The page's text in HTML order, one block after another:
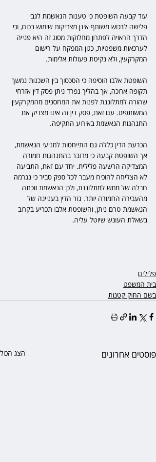
עוד קבעה השופטת כי טענות הנאשמת לגבי
פלישה לרכוש משותף אינן מצדיקות שימוש בכוח, וכי
הדרך הראויה לפתרון מחלוקות מסוג זה היא פנייה
לערכאות משפטיות, כגון המפקח על רישום
המקרקעין, ולא נקיטת פעולות אלימות.
השופטת אלבו הוסיפה כי הסכסוך בין השכנות נמשך
תקופה ארוכה, אך בהליך נפרד ניתן פסק דין אזרחי
שהורה למתלוננת לפנות את המחסנים מהמקרקעין
המשותפים. עם זאת, פסק דין זה אינו מצדיק את
התנהגות הנאשמת באירוע התקיפה.
הכרעת הדין כללה גם התייחסות למניעי הנאשמת,
אך השופטת קבעה כי מדובר בהתנהגות חמורה
המצדיקה הרשעה פלילית. יחד עם זאת, התביעה
לא הצליחה להוכיח מעבר לכל ספק סביר כי נגרמה
חבלה של ממש למתלוננת, ולכן הנאשמת זוכתה
מהעבירה החמורה יותר. גזר הדין בעניינה של
הנאשמת טרם ניתן, והשופטת אלבו תכריע בקרוב
בשאלת העונש שיוטל עליה.
פלילים
בית המשפט
בשם החוק קטנות
פוסטים אחרונים הצג הכול